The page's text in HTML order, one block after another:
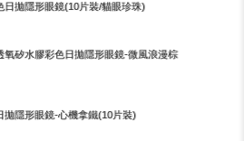
日拋隱形眼鏡(10片裝/貓眼珍珠)
氧矽水膠彩色日拋隱形眼鏡-微風浪漫棕
拋隱形眼鏡-心機拿鐵(10片裝)